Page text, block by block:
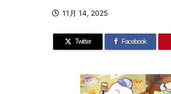
11月 14, 2025
Twitter Facebook